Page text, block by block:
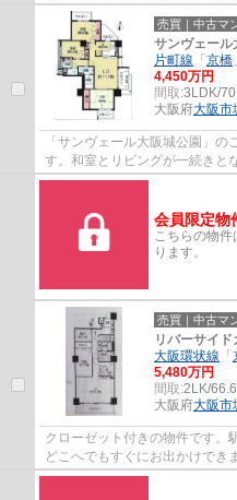
る、オートロック機能が備わっ
売買｜中古マ
サンヴェール
片町線 「 京橋
4,450万円
間取:3LDK/
大阪府大阪市
「サンヴェール大阪城公園」
す。和室とリビングが一続きと
ゆったりとした間取りが嬉しい
会員限定物
こちらの物
ります。
売買｜中古マ
リバーサイ
大阪環状線 「
5,480万円
間取:2LK/
大阪府大阪市
クローゼット付きの物件です。
どこへでもすぐにお出かけでき
ンションです。新婚生活にはリ